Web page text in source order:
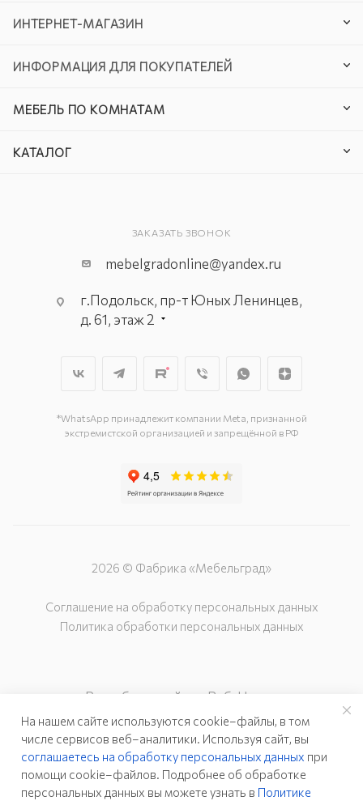
ИНТЕРНЕТ-МАГАЗИН
ИНФОРМАЦИЯ ДЛЯ ПОКУПАТЕЛЕЙ
МЕБЕЛЬ ПО КОМНАТАМ
КАТАЛОГ
ЗАКАЗАТЬ ЗВОНОК
mebelgradonline@yandex.ru
г.Подольск, пр-т Юных Ленинцев,
д. 61, этаж 2
г. Подольск, ул. Станционная, д. 11
*WhatsApp принадлежит компании Meta, признанной
экстремистской организацией и запрещённой в РФ
2026 © Фабрика «Мебельград»
Соглашение на обработку персональных данных
Политика обработки персональных данных
Разработка сайта – Веб-Центр
На нашем сайте используются cookie–файлы, в том
числе сервисов веб–аналитики. Используя сайт, вы
соглашаетесь на обработку персональных данных при
помощи cookie–файлов. Подробнее об обработке
персональных данных вы можете узнать в Политике